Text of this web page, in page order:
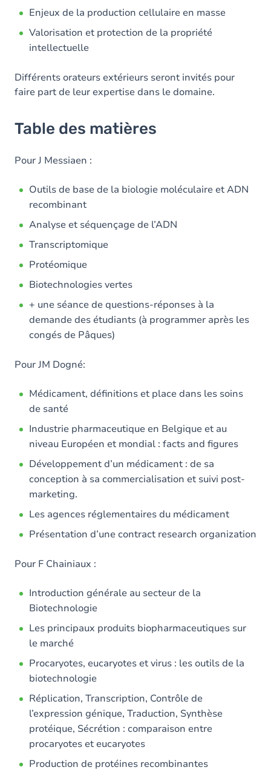
Enjeux de la production cellulaire en masse
Valorisation et protection de la propriété
intellectuelle
Différents orateurs extérieurs seront invités pour
faire part de leur expertise dans le domaine.
Table des matières
Pour J Messiaen :
Outils de base de la biologie moléculaire et ADN
recombinant
Analyse et séquençage de l’ADN
Transcriptomique
Protéomique
Biotechnologies vertes
+ une séance de questions-réponses à la
demande des étudiants (à programmer après les
congés de Pâques)
Pour JM Dogné:
Médicament, définitions et place dans les soins
de santé
Industrie pharmaceutique en Belgique et au
niveau Européen et mondial : facts and figures
Développement d’un médicament : de sa
conception à sa commercialisation et suivi post-
marketing.
Les agences réglementaires du médicament
Présentation d’une contract research organization
Pour F Chainiaux :
Introduction générale au secteur de la
Biotechnologie
Les principaux produits biopharmaceutiques sur
le marché
Procaryotes, eucaryotes et virus : les outils de la
biotechnologie
Réplication, Transcription, Contrôle de
l’expression génique, Traduction, Synthèse
protéique, Sécrétion : comparaison entre
procaryotes et eucaryotes
Production de protéines recombinantes